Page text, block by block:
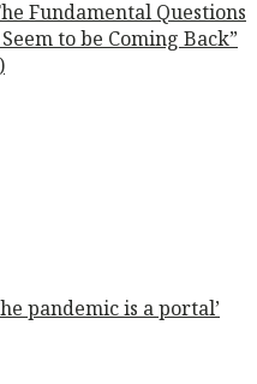
Fundamental Questions
to be Coming Back”
pandemic is a portal’